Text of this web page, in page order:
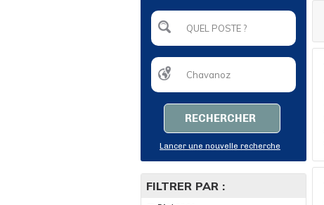
RECHERCHER
Lancer une nouvelle recherche
FILTRER PAR :